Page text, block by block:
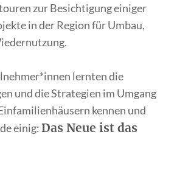
zur Besichtigung einiger
in der Region für Umbau,
lernten die
und die Strategien im Umgang
kennen und
einig:Das Neue ist das